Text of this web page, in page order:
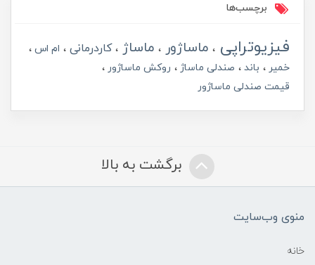
برچسب‌ها
فیزیوتراپی ماساژور ماساژ کاردرمانی
ام اس
خمیر
باند صندلی ماساژ
روکش ماساژور
قیمت صندلی ماساژور
برگشت به بالا
منوی وب‌سایت
خانه